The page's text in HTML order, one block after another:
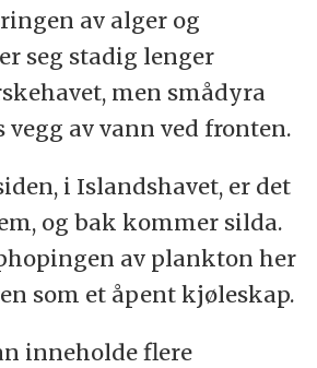
av alger og
seg stadig lenger
men smådyra
vegg av vann ved fronten.
i Islandshavet, er det
og bak kommer silda.
av plankton her
som et åpent kjøleskap.
inneholde flere